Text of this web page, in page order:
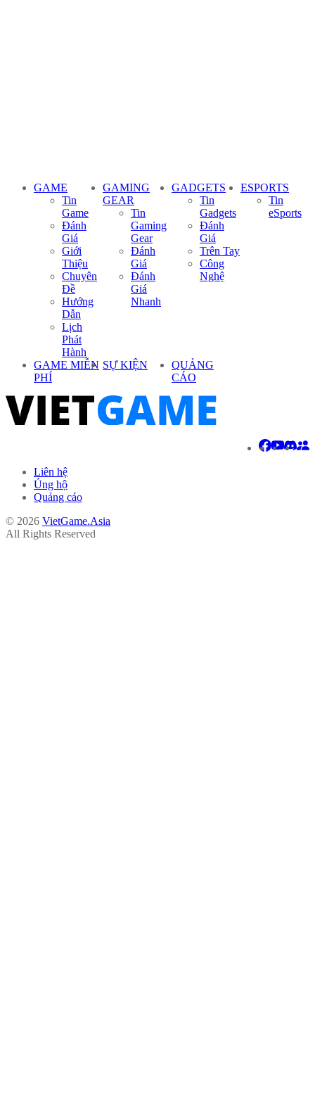
GAME
Tin
Game
Đánh
Giá
Giới
Thiệu
Chuyên
Đề
Hướng
Dẫn
Lịch
Phát
Hành
GAMING
GEAR
Tin
Gaming
Gear
Đánh
Giá
Đánh
Giá
Nhanh
GADGETS
Tin
Gadgets
Đánh
Giá
Trên Tay
Công
Nghệ
ESPORTS
Tin
eSports
GAME MIỄN
PHÍ
SỰ KIỆN
QUẢNG
CÁO
Liên hệ
Ủng hộ
Quảng cáo
© 2026 VietGame.Asia
All Rights Reserved